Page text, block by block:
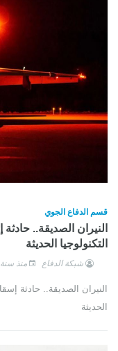
قسم الدفاع الجوي
التكنولوجيا الحديثة
شبكة الدفاع منذ سنة
الحديثة